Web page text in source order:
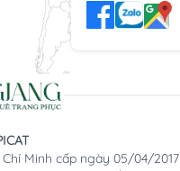
Chí Minh cấp ngày 05/04/2017